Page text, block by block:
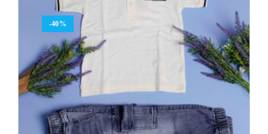
-40%